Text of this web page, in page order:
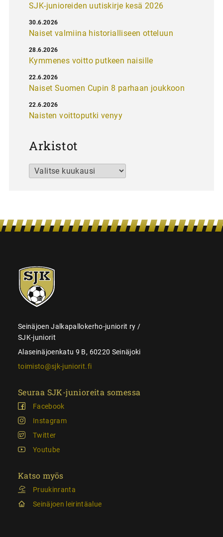
SJK-junioreiden uutiskirje kesä 2026
Naiset valmiina historialliseen otteluun
30.6.2026
Kymmenes voitto putkeen naisille
28.6.2026
Naiset Suomen Cupin 8 parhaan joukkoon
22.6.2026
Naisten voittoputki venyy
22.6.2026
Arkistot
Arkistot
SJK-
juniorit
Seinäjoen Jalkapallokerho-juniorit ry /
SJK-juniorit
Alaseinäjoenkatu 9 B, 60220 Seinäjoki
toimisto@sjk-juniorit.fi
Seuraa SJK-junioreita somessa
Facebook
Instagram
Twitter
Youtube
Katso myös
Pruukinranta
Seinäjoen leirintäalue